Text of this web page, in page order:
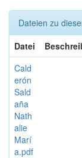
Dateien zu
Datei
Cald
erón
Sald
aña
Nath
alie
Marí
a.pdf